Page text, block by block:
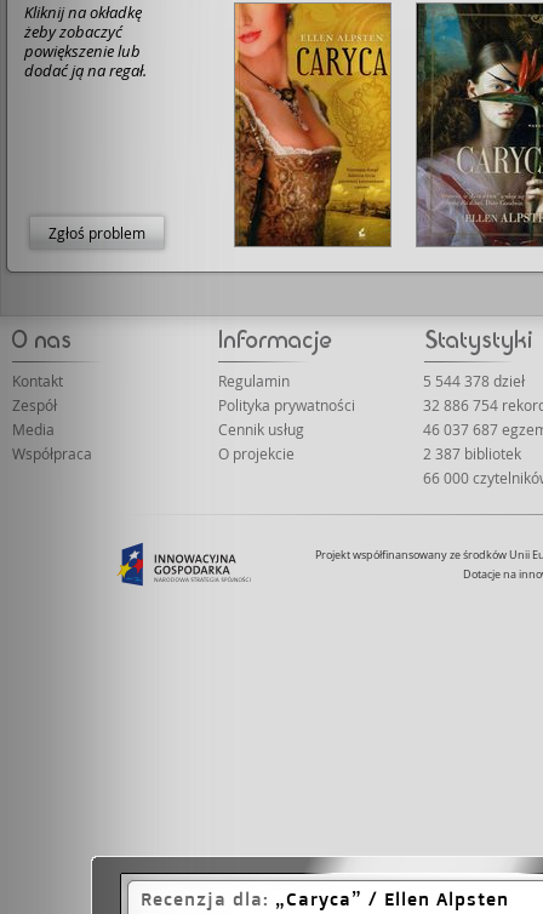
Kliknij na okładkę
żeby zobaczyć
powiększenie lub
dodać ją na regał.
Zgłoś problem
Kontakt
Zespół
Media
Współpraca
Regulamin
Polityka prywatności
Cennik usług
O projekcie
5 544 378 dzieł
32 886 754
46 037 687
2 387 bibliotek
66 000
Projekt współfinansowany ze środków Unii
Dotacje na
Recenzja dla: Caryca / Ellen Alpsten